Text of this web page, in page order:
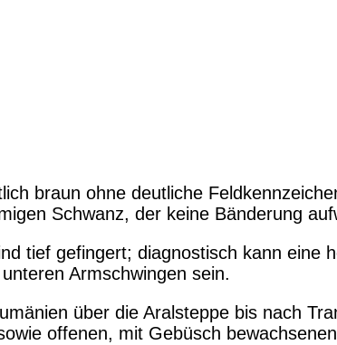
braun ohne deutliche
Schwanz, der keine Bänderung
tief gefingert; diagnostisch kann eine
Armschwingen sein.
über die Aralsteppe bis nach
offenen, mit Gebüsch